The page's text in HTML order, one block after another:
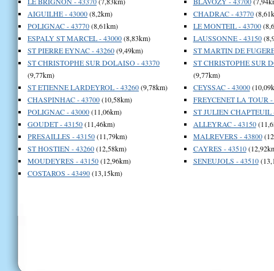
AIGUILHE - 43000(8,2km)
POLIGNAC - 43770(8,61km)
ESPALY ST MARCEL - 43000(8,83km)
ST PIERRE EYNAC - 43260(9,49km)
ST CHRISTOPHE SUR DOLAISO - 43370
(9,77km)
ST ETIENNE LARDEYROL - 43260(9,78km)
CHASPINHAC - 43700(10,58km)
POLIGNAC - 43000(11,06km)
GOUDET - 43150(11,46km)
PRESAILLES - 43150(11,79km)
ST HOSTIEN - 43260(12,58km)
MOUDEYRES - 43150(12,96km)
COSTAROS - 43490(13,15km)
CHADRAC - 43770
LE MONTEIL - 43700
LAUSSONNE - 43150
ST MARTIN DE
ST CHRISTOPHE SUR
(9,77km)
CEYSSAC - 43000
FREYCENET LA TOUR -
ST JULIEN CHAPTEUIL
ALLEYRAC - 43150
MALREVERS - 43800
CAYRES - 43510
SENEUJOLS - 43510